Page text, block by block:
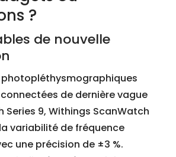
?
de nouvelle
photopléthysmographiques
de dernière vague
Series 9, Withings ScanWatch
variabilité de fréquence
une précision de ±3 %.